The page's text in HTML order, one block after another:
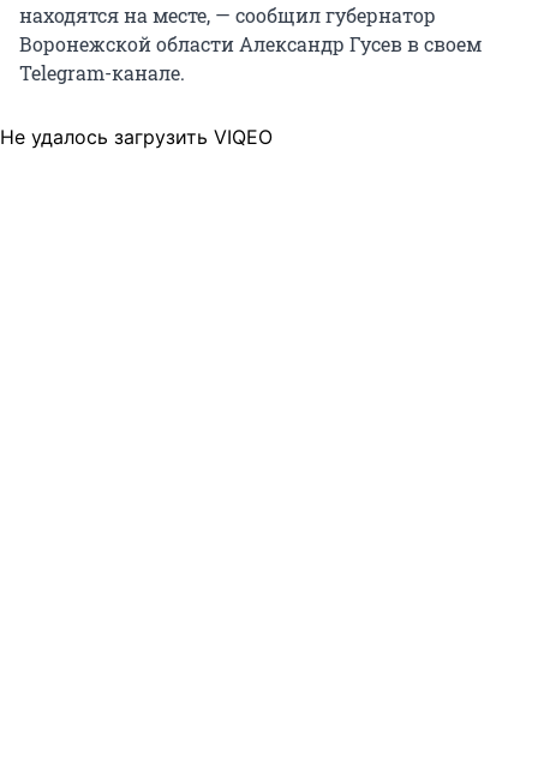
находятся на месте, — сообщил губернатор
Воронежской области Александр Гусев в своем
Telegram-канале.
Не удалось загрузить VIQEO